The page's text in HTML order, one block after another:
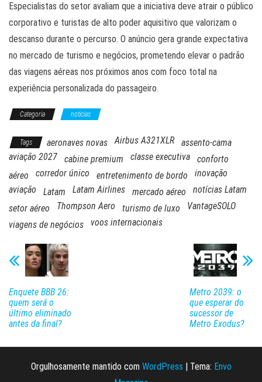
Especialistas do setor avaliam que a iniciativa deve atrair o público
corporativo e turistas de alto poder aquisitivo que valorizam o
descanso durante o percurso. O anúncio gera grande expectativa
no mercado de turismo e negócios, prometendo elevar o padrão
das viagens aéreas nos próximos anos com foco total na
experiência personalizada do passageiro.
Categoria noticias
Tags aeronaves novas Airbus A321XLR
assento-cama
aviação 2027
cabine premium classe executiva
conforto
aéreo
corredor único entretenimento de bordo
inovação
aviação
Latam Latam Airlines mercado aéreo
notícias Latam
setor aéreo
Thompson Aero turismo de luxo
VantageSOLO
viagens de negócios
voos internacionais
Enquete BBB 26:
quem será o
último eliminado
antes da final?
Metro 2039: o
que esperar do
sucessor de
Metro Exodus?
Orgulhosamente mantido com WordPress | Tema: Envo